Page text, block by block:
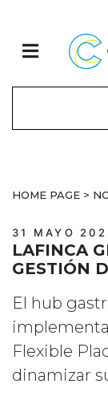
HOME PAGE >
31 MAYO
LAFINCA
GESTIÓN
El hub
Flexible
dinamizar